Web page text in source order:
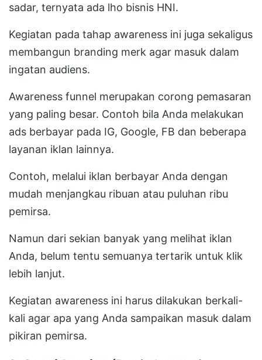
sadar, ternyata ada lho bisnis HNI.
Kegiatan pada tahap awareness ini juga sekaligus
membangun branding merk agar masuk dalam
ingatan audiens.
Awareness funnel merupakan corong pemasaran
yang paling besar. Contoh bila Anda melakukan
ads berbayar pada IG, Google, FB dan beberapa
layanan iklan lainnya.
Contoh, melalui iklan berbayar Anda dengan
mudah menjangkau ribuan atau puluhan ribu
pemirsa.
Namun dari sekian banyak yang melihat iklan
Anda, belum tentu semuanya tertarik untuk klik
lebih lanjut.
Kegiatan awareness ini harus dilakukan berkali-
kali agar apa yang Anda sampaikan masuk dalam
pikiran pemirsa.